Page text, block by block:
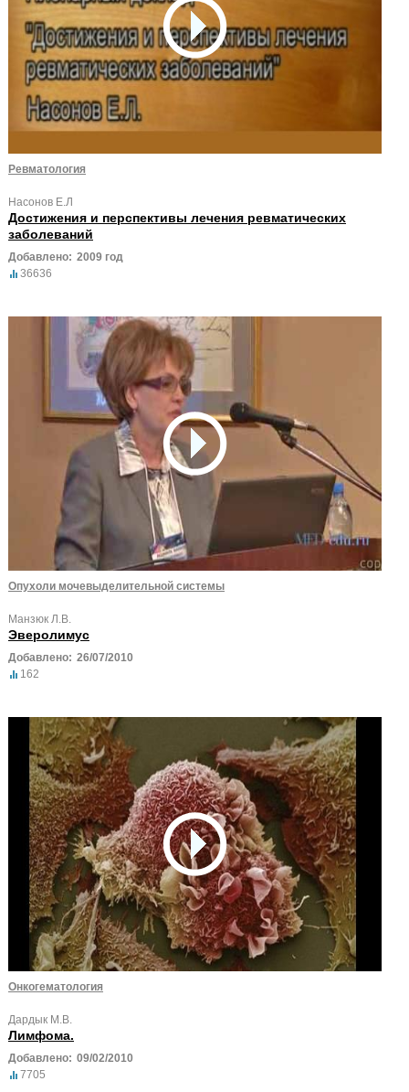
Ревматология
Насонов Е.Л
Достижения и перспективы лечения ревматических
заболеваний
Добавлено: 2009 год
36636
Опухоли мочевыделительной системы
Манзюк Л.В.
Эверолимус
Добавлено: 26/07/2010
162
Онкогематология
Дардык М.В.
Лимфома.
Добавлено: 09/02/2010
7705